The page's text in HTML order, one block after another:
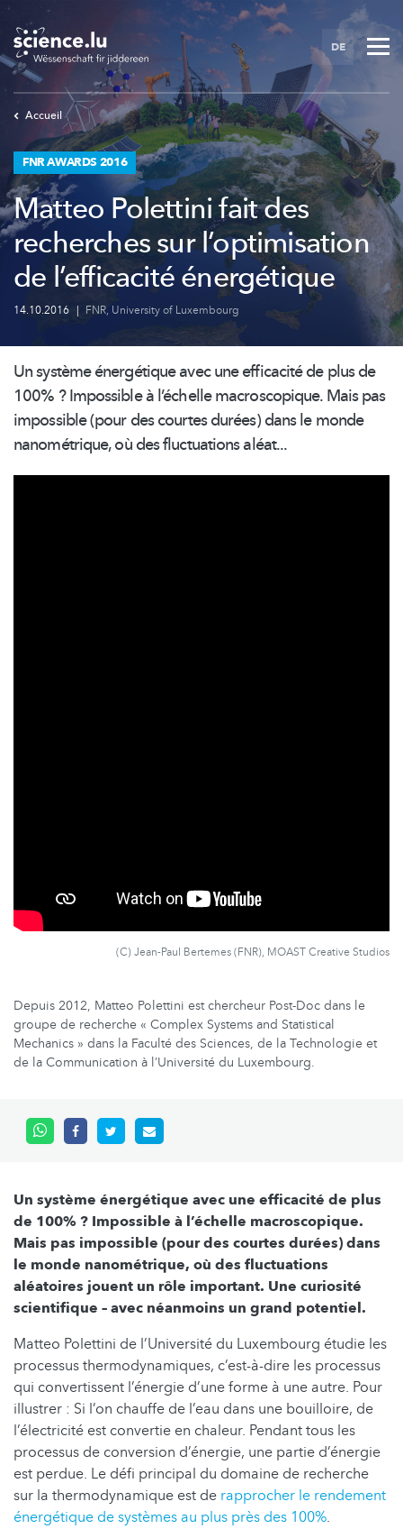
Skip
main
content
DE
Accueil
FNR AWARDS 2016
Matteo Polettini fait des
recherches sur l’optimisation
de l’efficacité énergétique
14.10.2016 | FNR, University of Luxembourg
Un système énergétique avec une efficacité de plus de
100% ? Impossible à l’échellemacroscopique.Mais pas
impossible (pour des courtes durées) dans le monde
nanométrique,où des fluctuations aléat...
(C) Jean-Paul Bertemes (FNR), MOAST Creative Studios
Depuis 2012, Matteo Polettini est chercheur Post-Doc dans le
groupe de recherche « Complex Systems and Statistical
Mechanics » dans la Faculté des Sciences, de la Technologie et
de la Communication à l’Université du Luxembourg.
Un système énergétique avec une efficacité de plus
de 100% ? Impossible à l’échelle macroscopique.
Mais pas impossible (pour des courtes durées) dans
le monde nanométrique, où des fluctuations
aléatoires jouent un rôle important. Une curiosité
scientifique – avec néanmoins un grand potentiel.
Matteo Polettini de l’Université du Luxembourg étudie les
processus thermodynamiques, c’est-à-dire les processus
qui convertissent l’énergie d’une forme à une autre. Pour
illustrer : Si l’on chauffe de l’eau dans une bouilloire, de
l’électricité est convertie en chaleur. Pendant tous les
processus de conversion d’énergie, une partie d’énergie
est perdue. Le défi principal du domaine de recherche
sur la thermodynamique est de rapprocher le rendement
énergétique de systèmes au plus près des 100%.